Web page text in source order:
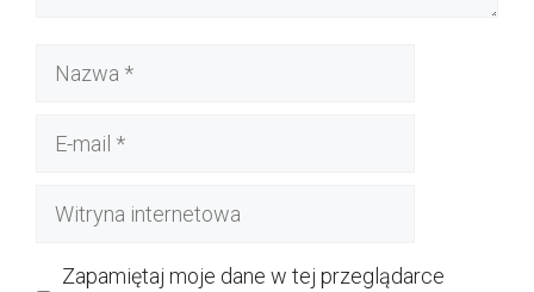
Nazwa
Witryna
Zapamiętaj moje dane w tej przeglądarce